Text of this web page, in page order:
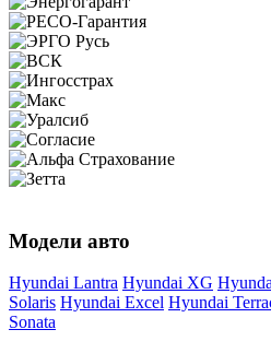
Модели авто
Hyundai Lantra Hyundai XG
Solaris Hyundai Excel Hyundai
Sonata